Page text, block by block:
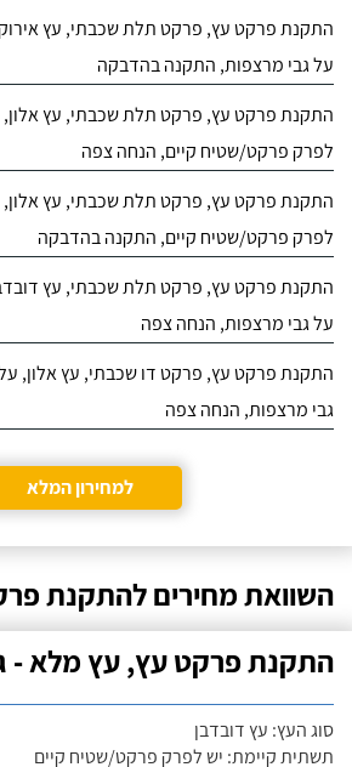
התקנת פרקט עץ, פרקט תלת שכבתי, עץ
על גבי מרצפות, התקנה בהדבקה
התקנת פרקט עץ, פרקט תלת שכבתי, עץ אלון,
לפרק פרקט/שטיח קיים, הנחה צפה
התקנת פרקט עץ, פרקט תלת שכבתי, עץ אלון,
לפרק פרקט/שטיח קיים, התקנה בהדבקה
התקנת פרקט עץ, פרקט תלת שכבתי, עץ
על גבי מרצפות, הנחה צפה
התקנת פרקט עץ, פרקט דו שכבתי, עץ אלון,
גבי מרצפות, הנחה צפה
למחירון המלא
השוואת מחירים להתקנת
התקנת פרקט עץ, עץ מלא -
סוג העץ: עץ דובדבן
תשתית קיימת: יש לפרק פרקט/שטיח קיים